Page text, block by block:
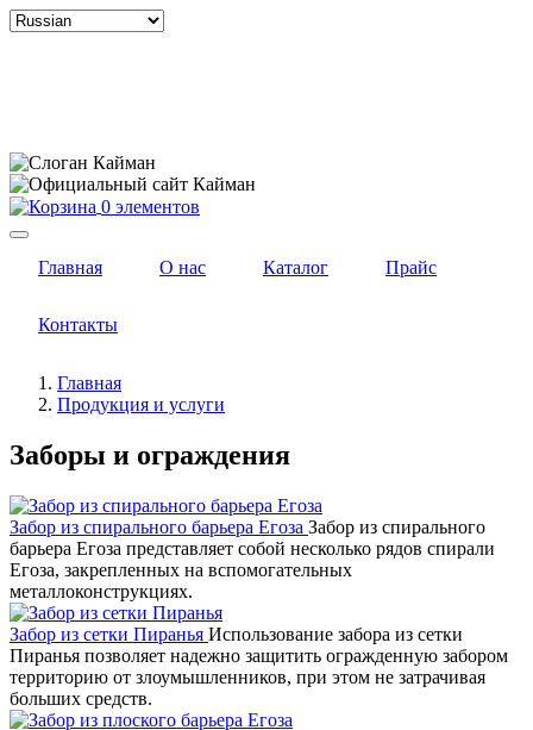
Select
0 элементов
Главная О нас Каталог Прайс
Контакты
Главная
Продукция и услуги
Заборы и ограждения
Забор из спирального барьера Егоза Забор из спирального
барьера Егоза представляет собой несколько рядов спирали
Егоза, закрепленных на вспомогательных
металлоконструкциях.
Забор из сетки Пиранья Использование забора из сетки
Пиранья позволяет надежно защитить огражденную забором
территорию от злоумышленников, при этом не затрачивая
больших средств.